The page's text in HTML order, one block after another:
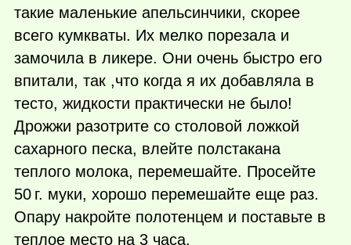
такие маленькие апельсинчики, скорее
всего кумкваты. Их мелко порезала и
замочила в ликере. Они очень быстро его
впитали, так ,что когда я их добавляла в
тесто, жидкости практически не было!
Дрожжи разотрите со столовой ложкой
сахарного песка, влейте полстакана
теплого молока, перемешайте. Просейте
50 г. муки, хорошо перемешайте еще раз.
Опару накройте полотенцем и поставьте в
теплое место на 3 часа.